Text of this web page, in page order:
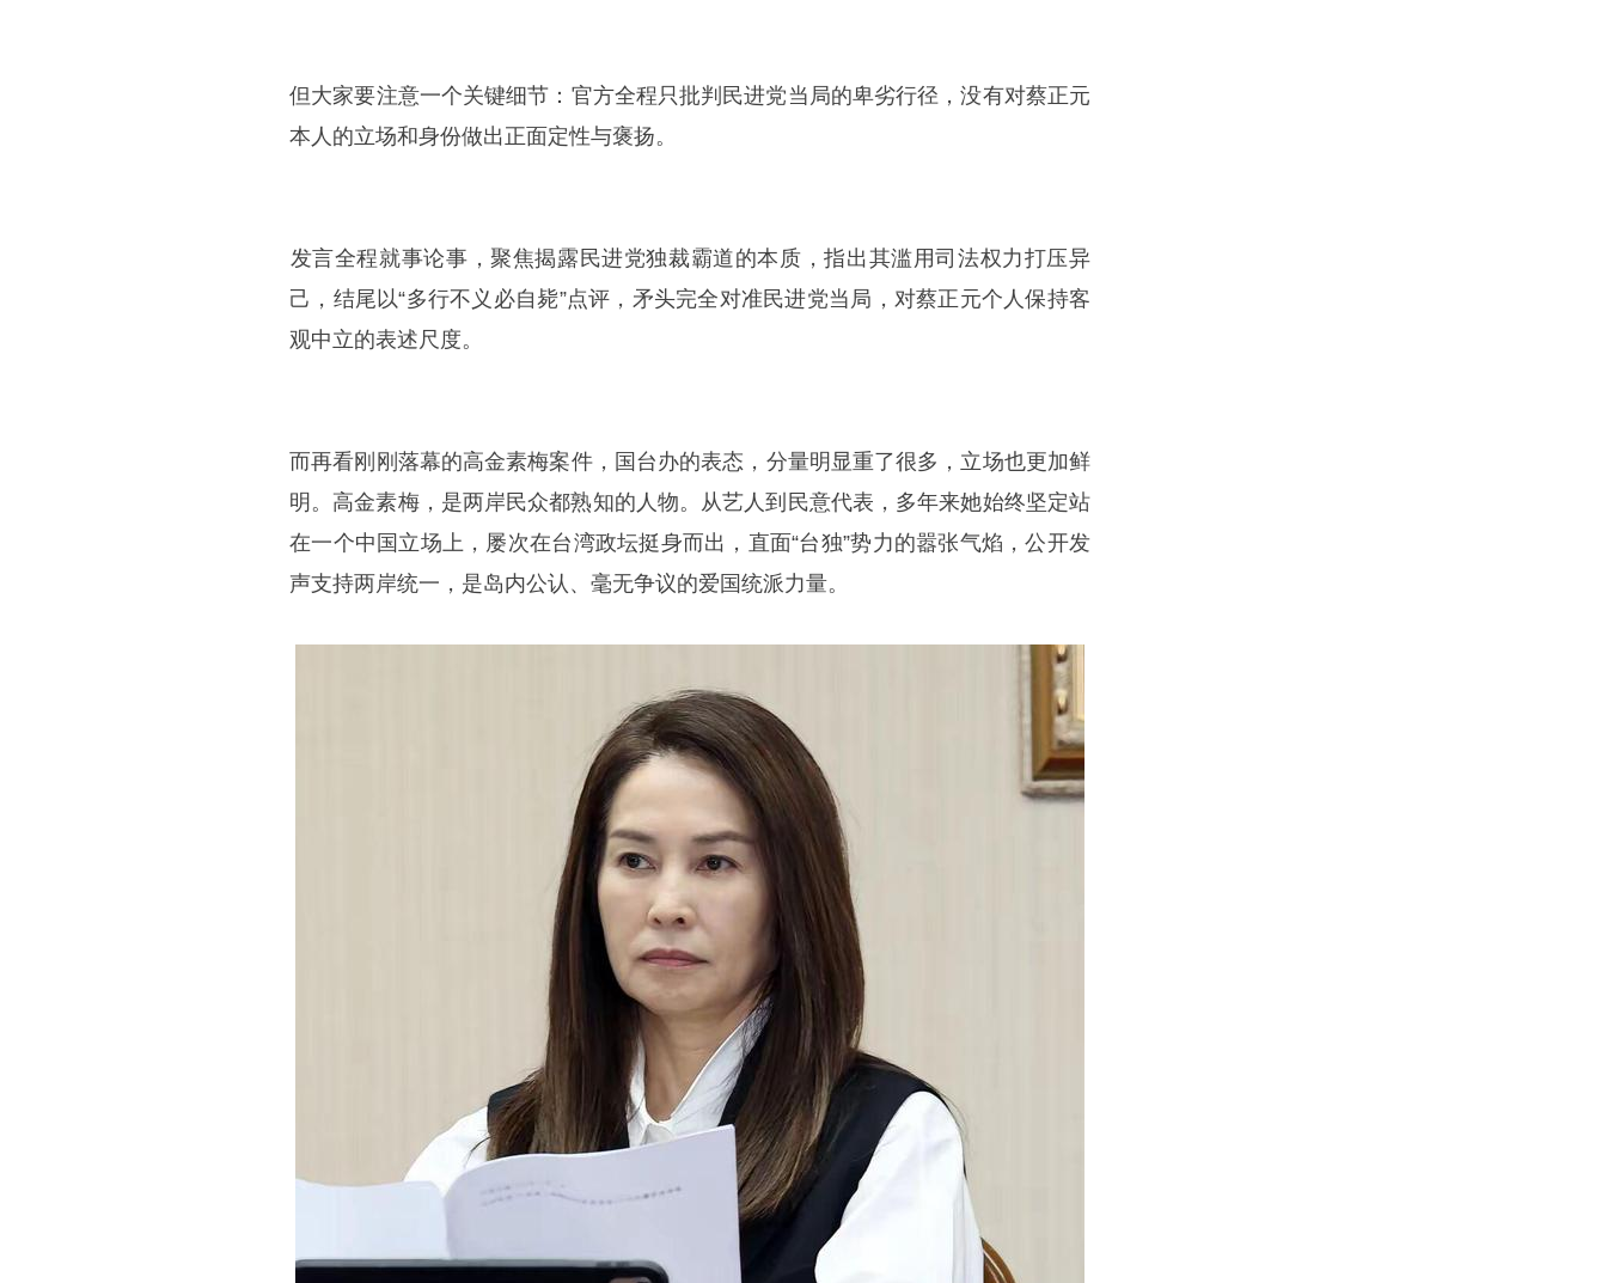
​​但大家要注意一个关键细节：官方全程只批判民进党当局的卑劣行径，没有对蔡正元
本人的立场和身份做出正面定性与褒扬。
​​发言全程就事论事，聚焦揭露民进党独裁霸道的本质，指出其滥用司法权力打压异
己，结尾以“多行不义必自毙”点评，矛头完全对准民进党当局，对蔡正元个人保持客
观中立的表述尺度。
​​而再看刚刚落幕的高金素梅案件，国台办的表态，分量明显重了很多，立场也更加鲜
明。高金素梅，是两岸民众都熟知的人物。从艺人到民意代表，多年来她始终坚定站
在一个中国立场上，屡次在台湾政坛挺身而出，直面“台独”势力的嚣张气焰，公开发
声支持两岸统一，是岛内公认、毫无争议的爱国统派力量。